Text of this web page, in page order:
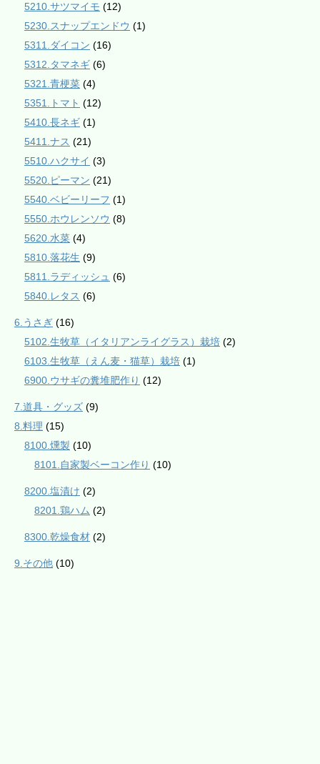
5210.サツマイモ (12)
5230.スナップエンドウ (1)
5311.ダイコン (16)
5312.タマネギ (6)
5321.青梗菜 (4)
5351.トマト (12)
5410.長ネギ (1)
5411.ナス (21)
5510.ハクサイ (3)
5520.ピーマン (21)
5540.ベビーリーフ (1)
5550.ホウレンソウ (8)
5620.水菜 (4)
5810.落花生 (9)
5811.ラディッシュ (6)
5840.レタス (6)
6.うさぎ (16)
5102.生牧草（イタリアンライグラス）栽培 (2)
6103.生牧草（えん麦・猫草）栽培 (1)
6900.ウサギの糞堆肥作り (12)
7.道具・グッズ (9)
8.料理 (15)
8100.燻製 (10)
8101.自家製ベーコン作り (10)
8200.塩漬け (2)
8201.鶏ハム (2)
8300.乾燥食材 (2)
9.その他 (10)